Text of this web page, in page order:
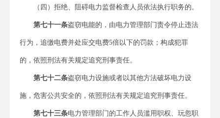
（四）拒绝、阻碍电力监督检查人员依法执行职务的。
第七十一条盗窃电能的，由电力管理部门责令停止违法
行为，追缴电费并处应交电费5倍以下的罚款；构成犯罪
的，依照刑法有关规定追究刑事责任。
第七十二条盗窃电力设施或者以其他方法破坏电力设
施，危害公共安全的，依照刑法有关规定追究刑事责任。
第七十三条电力管理部门的工作人员滥用职权、玩忽职